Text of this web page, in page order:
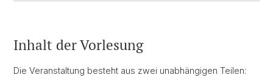
Inhalt der Vorlesung
Die Veranstaltung besteht aus zwei unabhängigen Teilen: